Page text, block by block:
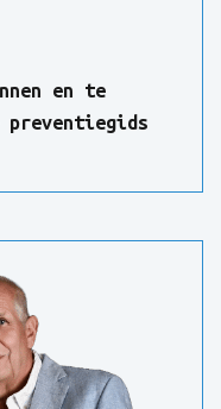
en te